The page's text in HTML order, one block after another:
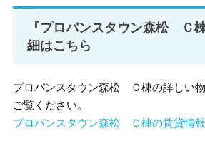
『プロバンスタウン森松 Ｃ
細はこちら
プロバンスタウン森松 Ｃ棟の詳しい
ご覧ください。
プロバンスタウン森松 Ｃ棟の賃貸情報